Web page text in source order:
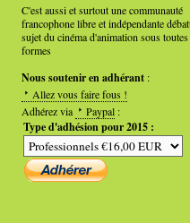
C'est aussi et surtout une communauté
francophone libre et indépendante
sujet du cinéma d'animation sous toutes
formes
Nous soutenir en adhérant :
Allez vous faire fous !
Adhérez via
Paypal :
Type d'adhésion pour 2015 :